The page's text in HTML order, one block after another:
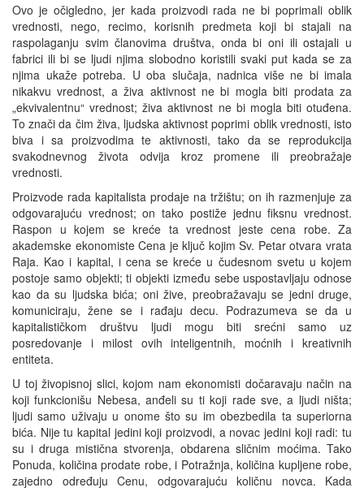
Ovo je očigledno, jer kada proizvodi rada ne bi poprimali oblik
vrednosti, nego, recimo, korisnih predmeta koji bi stajali na
raspolaganju svim članovima društva, onda bi oni ili ostajali u
fabrici ili bi se ljudi njima slobodno koristili svaki put kada se za
njima ukaže potreba. U oba slučaja, nadnica više ne bi imala
nikakvu vrednost, a živa aktivnost ne bi mogla biti prodata za
„ekvivalentnu“ vrednost; živa aktivnost ne bi mogla biti otuđena.
To znači da čim živa, ljudska aktivnost poprimi oblik vrednosti, isto
biva i sa proizvodima te aktivnosti, tako da se reprodukcija
svakodnevnog života odvija kroz promene ili preobražaje
vrednosti.
Proizvode rada kapitalista prodaje na tržištu; on ih razmenjuje za
odgovarajuću vrednost; on tako postiže jednu fiksnu vrednost.
Raspon u kojem se kreće ta vrednost jeste cena robe. Za
akademske ekonomiste Cena je ključ kojim Sv. Petar otvara vrata
Raja. Kao i kapital, i cena se kreće u čudesnom svetu u kojem
postoje samo objekti; ti objekti između sebe uspostavljaju odnose
kao da su ljudska bića; oni žive, preobražavaju se jedni druge,
komuniciraju, žene se i rađaju decu. Podrazumeva se da u
kapitalističkom društvu ljudi mogu biti srećni samo uz
posredovanje i milost ovih inteligentnih, moćnih i kreativnih
entiteta.
U toj živopisnoj slici, kojom nam ekonomisti dočaravaju način na
koji funkcionišu Nebesa, anđeli su ti koji rade sve, a ljudi ništa;
ljudi samo uživaju u onome što su im obezbedila ta superiorna
bića. Nije tu kapital jedini koji proizvodi, a novac jedini koji radi: tu
su i druga mistična stvorenja, obdarena sličnim moćima. Tako
Ponuda, količina prodate robe, i Potražnja, količina kupljene robe,
zajedno određuju Cenu, odgovarajuću količnu novca. Kada